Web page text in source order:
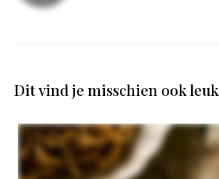
Dit vind je misschien ook leuk